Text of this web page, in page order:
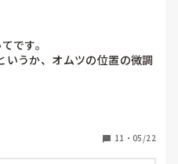
？に移乗させるとき、まだ
に入ってから帰ってきて少
とはあることだし、毎回引
分かっています。ただ、新卒
です。
いうか、オムツの位置の微調
で陰部をソフトタッチして
程度で排泄介助は終わるよ
てしまうと30分くらい掛か
でしょうか😢
11 ・ 05/22